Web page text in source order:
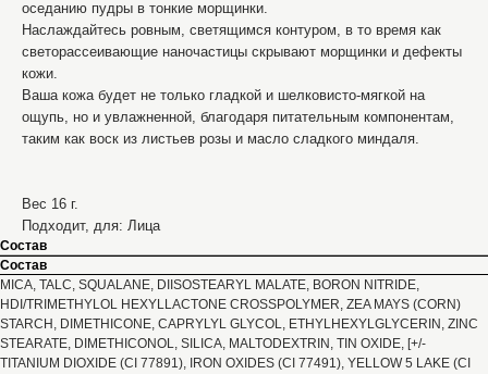
оседанию пудры в тонкие морщинки.
Наслаждайтесь ровным, светящимся контуром, в то время как
светорассеивающие наночастицы скрывают морщинки и дефекты
кожи.
Ваша кожа будет не только гладкой и шелковисто-мягкой на
ощупь, но и увлажненной, благодаря питательным компонентам,
таким как воск из листьев розы и масло сладкого миндаля.
Вес 16 г.
Подходит, для: Лица
Состав
Состав
MICA, TALC, SQUALANE, DIISOSTEARYL MALATE, BORON NITRIDE,
HDI/TRIMETHYLOL HEXYLLACTONE CROSSPOLYMER, ZEA MAYS (CORN)
STARCH, DIMETHICONE, CAPRYLYL GLYCOL, ETHYLHEXYLGLYCERIN, ZINC
STEARATE, DIMETHICONOL, SILICA, MALTODEXTRIN, TIN OXIDE, [+/-
TITANIUM DIOXIDE (CI 77891), IRON OXIDES (CI 77491), YELLOW 5 LAKE (CI